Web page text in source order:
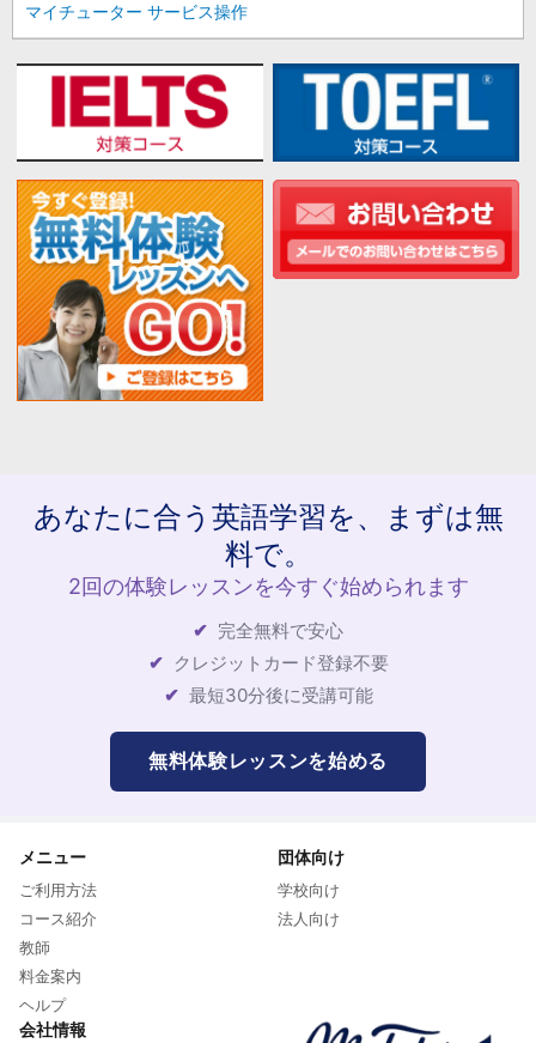
マイチューター サービス操作
あなたに合う英語学習を、まずは無
料で。
2回の体験レッスンを今すぐ始められます
完全無料で安心
クレジットカード登録不要
最短30分後に受講可能
無料体験レッスンを始める
メニュー
ご利用方法
コース紹介
教師
料金案内
ヘルプ
団体向け
学校向け
法人向け
会社情報